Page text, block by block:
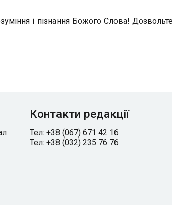
і пізнання Божого Слова!
Контакти редакції
Тел: +38 (067) 671 42 16
Тел: +38 (032) 235 76 76